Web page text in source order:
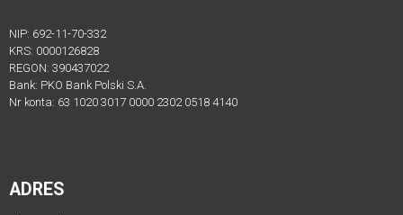
LEGISLACJA
LEGISLACJA
NIP: 692-11-70-332
KRS: 0000126828
REGON: 390437022
Bank: PKO Bank Polski S.A.
Nr konta: 63 1020 3017 0000 2302 0518 4140
ADRES